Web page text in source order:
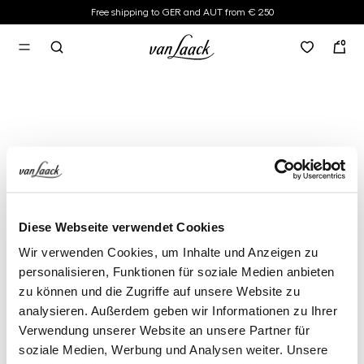
Diese Webseite verwendet Cookies
Wir verwenden Cookies, um Inhalte und Anzeigen zu
personalisieren, Funktionen für soziale Medien anbieten
zu können und die Zugriffe auf unsere Website zu
analysieren. Außerdem geben wir Informationen zu Ihrer
Verwendung unserer Website an unsere Partner für
soziale Medien, Werbung und Analysen weiter. Unsere
Free shipping to GER and AUT from € 250
0